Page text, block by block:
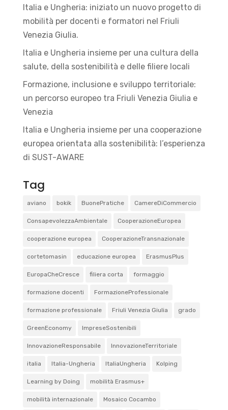
Italia e Ungheria: iniziato un nuovo progetto di
mobilità per docenti e formatori nel Friuli
Venezia Giulia.
Italia e Ungheria insieme per una cultura della
salute, della sostenibilità e delle filiere locali
Formazione, inclusione e sviluppo territoriale:
un percorso europeo tra Friuli Venezia Giulia e
Venezia
Italia e Ungheria insieme per una cooperazione
europea orientata alla sostenibilità: l’esperienza
di SUST-AWARE
Tag
aviano bokik BuonePratiche CamereDiCommercio
ConsapevolezzaAmbientale CooperazioneEuropea
cooperazione europea CooperazioneTransnazionale
cortetomasin educazione europea ErasmusPlus
EuropaCheCresce filiera corta formaggio
formazione docenti FormazioneProfessionale
formazione professionale Friuli Venezia Giulia grado
GreenEconomy ImpreseSostenibili
InnovazioneResponsabile InnovazioneTerritoriale
italia Italia-Ungheria ItaliaUngheria Kolping
Learning by Doing mobilità Erasmus+
mobilità internazionale Mosaico Cocambo